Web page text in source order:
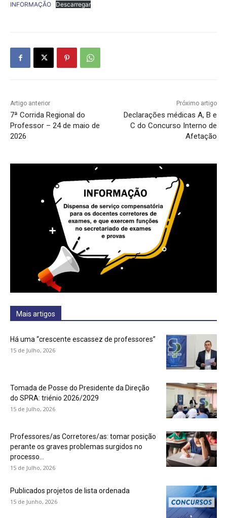
INFORMAÇÃO Descarregar
Artigo anterior
7ª Corrida Regional do
Professor – 24 de maio de
2026
Próximo artigo
Declarações médicas A, B e
C do Concurso Interno de
Afetação
Mais artigos
Há uma “crescente escassez de professores”
15 de Julho, 2026
Tomada de Posse do Presidente da Direção
do SPRA: triénio 2026/2029
15 de Julho, 2026
Professores/as Corretores/as: tomar posição
perante os graves problemas surgidos no
processo...
15 de Julho, 2026
Publicados projetos de lista ordenada
15 de Junho, 2026